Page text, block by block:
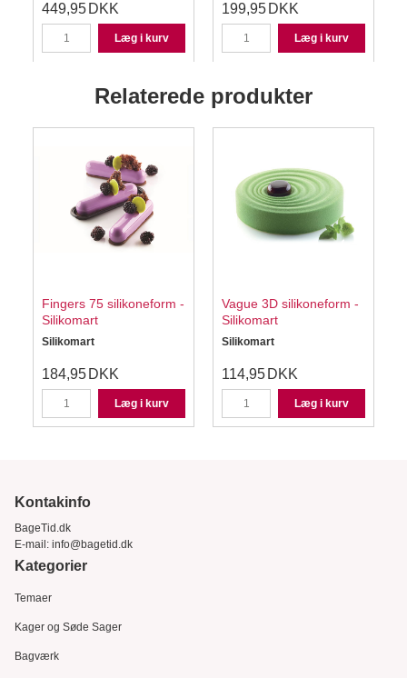
449,95 DKK
Læg i kurv
199,95 DKK
Læg i kurv
Relaterede produkter
Fingers 75 silikoneform -
Silikomart
Silikomart
184,95 DKK
Læg i kurv
Vague 3D silikoneform -
Silikomart
Silikomart
114,95 DKK
Læg i kurv
Kontakinfo
BageTid.dk
E-mail: info@bagetid.dk
Kategorier
Temaer
Kager og Søde Sager
Bagværk